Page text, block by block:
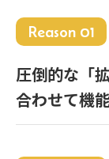
Reason 01
圧倒的な「
合わせて機